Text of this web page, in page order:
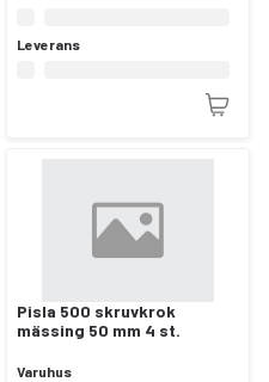
Leverans
Pisla 500 skruvkrok
mässing 50 mm 4 st.
Varuhus